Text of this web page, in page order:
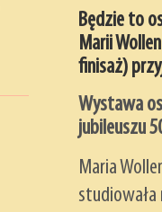
Będzie to
Marii
finisaż)
Wystawa
jubileuszu
Maria
studiowała